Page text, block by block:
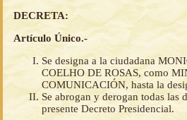
DECRETA:
Artículo Único.-
Se designa a la ciudadana
COELHO DE ROSAS, como
COMUNICACIÓN, hasta la
Se abrogan y derogan todas las
presente Decreto Presidencial.